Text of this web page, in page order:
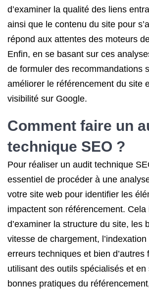
d’examiner la qualité des liens
ainsi que le contenu du site pour
répond aux attentes des moteurs
Enfin, en se basant sur ces
de formuler des recommandations
améliorer le référencement du site
visibilité sur Google.
Comment faire un
technique SEO ?
Pour réaliser un audit technique
essentiel de procéder à une
votre site web pour identifier les
impactent son référencement. Cela
d’examiner la structure du site, les
vitesse de chargement,
erreurs techniques et bien d’autres
utilisant des outils spécialisés et en
bonnes pratiques du